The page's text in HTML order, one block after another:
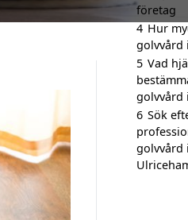
företag
4 Hur
golvvård
5 Vad
golvvård
6 Sök
golvvård